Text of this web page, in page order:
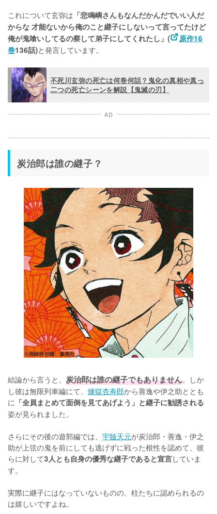
これについて玄弥は 「悲鳴嶼さんもなんだかんだでいい人だ
からな 才能ないから俺のこと継子にしないって言ってたけど
俺が鬼喰いしてるの察して弟子にしてくれたし」(
原作16
巻136話)と発言しています。
不死川玄弥の死亡は何巻何話？鬼化の真相や真っ
二つの死亡シーンを解説【鬼滅の刃】
AD
炭治郎は誰の継子？
結論から言うと、 炭治郎は誰の継子でもありません。しか
し彼は無限列車編にて、 煉獄杏寿郎から善逸や伊之助ととも
に 「全員まとめて面倒を見てあげよう」と継子に勧誘される
姿が見られました。
さらにその後の遊郭編では、 宇髄天元が炭治郎・善逸・伊之
助が上弦の鬼を前にしても逃げずに戦った根性を認めて、彼
らに対して3人とも自身の優秀な継子であると宣言していま
す。
実際に継子にはなっていないものの、柱たちに認められるの
は嬉しいですよね。